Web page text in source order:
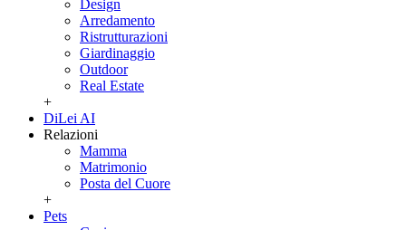
Design
Arredamento
Ristrutturazioni
Giardinaggio
Outdoor
Real Estate
+
DiLei AI
Relazioni
Mamma
Matrimonio
Posta del Cuore
+
Pets